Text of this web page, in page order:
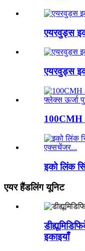
एयरवुड्स
एयरवुड्स
100CMH
इको लिंक
एयर हैंडलिंग यूनिट
इकाइयाँ